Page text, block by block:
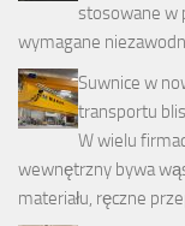
stosowane w
wymagane
Suwnice w
transportu
W wielu
wewnętrzny bywa
materiału, ręczne